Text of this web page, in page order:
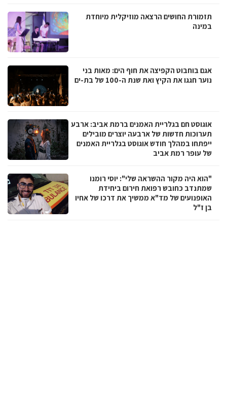
תזמורת החושים הרצאה מוזיקלית מיוחדת
במינה
אגם בוחבוט הקפיצה את חוף הים: מאות בני
נוער חגגו את הקיץ ואת שנת ה-100 של בת-ים
אוגוסט חם בגלריית האמנים ברמת אביב: ארבע
תערוכות חדשות של ארבעה יוצרים מובילים
ייפתחו במהלך חודש אוגוסט בגלריית האמנים
של עופר רמת אביב
"הוא היה מקור ההשראה שלי": יוסי רומנו
שמתנדב כחובש רפואת חירום ביחידת
האופנועים של מד"א ממשיך את דרכו של אחיו
בן ז"ל